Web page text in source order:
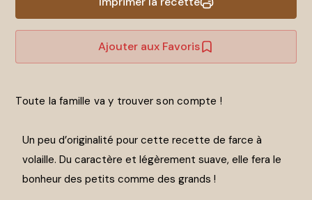
Ajouter aux Favoris
Toute la famille va y trouver son compte !
Un peu d’originalité pour cette recette de farce à
volaille. Du caractère et légèrement suave, elle fera le
bonheur des petits comme des grands !